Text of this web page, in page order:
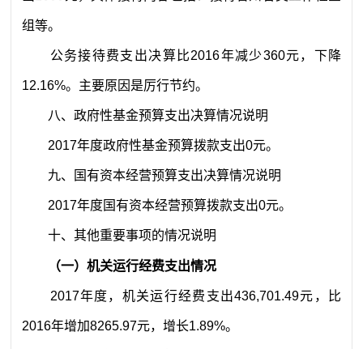
组等。
公务接待费支出决算比2016年减少360元，下降
12.16%。主要原因是厉行节约。
八、政府性基金预算支出决算情况说明
2017年度政府性基金预算拨款支出0元。
九、国有资本经营预算支出决算情况说明
2017年度国有资本经营预算拨款支出0元。
十、其他重要事项的情况说明
（一）机关运行经费支出情况
2017年度，机关运行经费支出436,701.49元 ，比
2016年增加8265.97元，增长1.89%。